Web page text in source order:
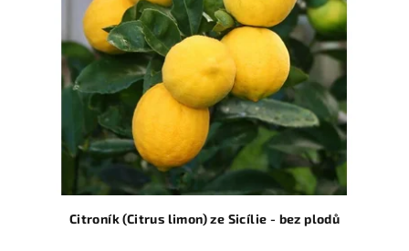
Citroník (Citrus limon) ze Sicílie - bez plodů